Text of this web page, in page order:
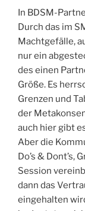
In BDSM-
Durch das im
Machtgefälle,
nur ein
des einen
Größe. Es
Grenzen und
der
auch hier gibt
Aber die
Do’s & Dont’s,
Session
dann das
eingehalten